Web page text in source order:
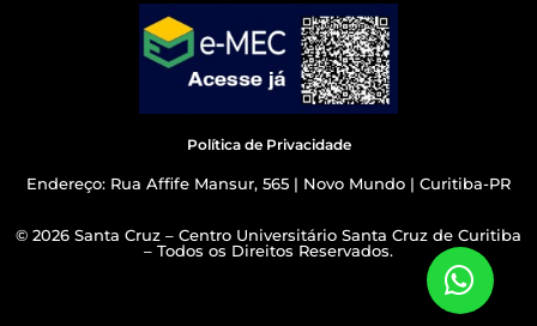
Política de Privacidade
Endereço: Rua Affife Mansur, 565 | Novo Mundo | Curitiba-PR
© 2026 Santa Cruz – Centro Universitário Santa Cruz de Curitiba
– Todos os Direitos Reservados.